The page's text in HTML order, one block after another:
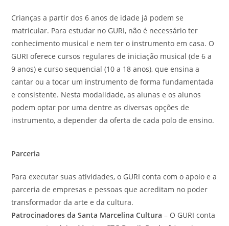
Crianças a partir dos 6 anos de idade já podem se
matricular. Para estudar no GURI, não é necessário ter
conhecimento musical e nem ter o instrumento em casa. O
GURI oferece cursos regulares de iniciação musical (de 6 a
9 anos) e curso sequencial (10 a 18 anos), que ensina a
cantar ou a tocar um instrumento de forma fundamentada
e consistente. Nesta modalidade, as alunas e os alunos
podem optar por uma dentre as diversas opções de
instrumento, a depender da oferta de cada polo de ensino.
Parceria
Para executar suas atividades, o GURI conta com o apoio e a
parceria de empresas e pessoas que acreditam no poder
transformador da arte e da cultura.
Patrocinadores da Santa Marcelina Cultura– O GURI conta